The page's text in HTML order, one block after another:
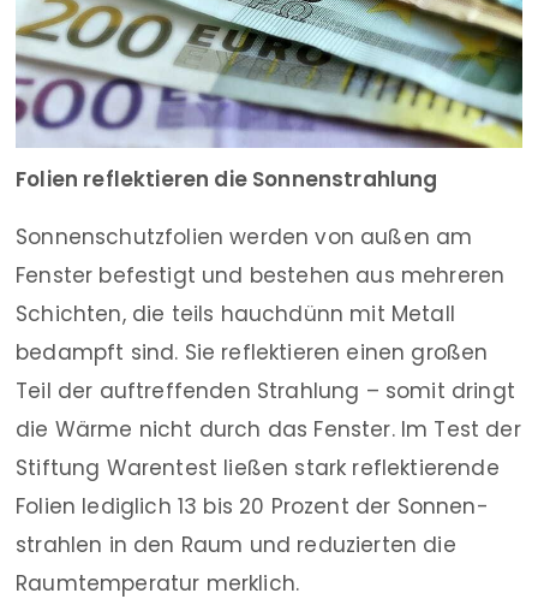
Folien reflektieren die Sonnenstrahlung
Sonnen­schutz­folien werden von außen am
Fenster befestigt und bestehen aus mehreren
Schichten, die teils hauchdünn mit Metall
bedampft sind. Sie reflektieren einen großen
Teil der auftreffenden Strahlung – somit dringt
die Wärme nicht durch das Fenster. Im Test der
Stiftung Warentest ließen stark reflektierende
Folien lediglich 13 bis 20 Prozent der Sonnen­
strahlen in den Raum und reduzierten die
Raumtemperatur merklich.